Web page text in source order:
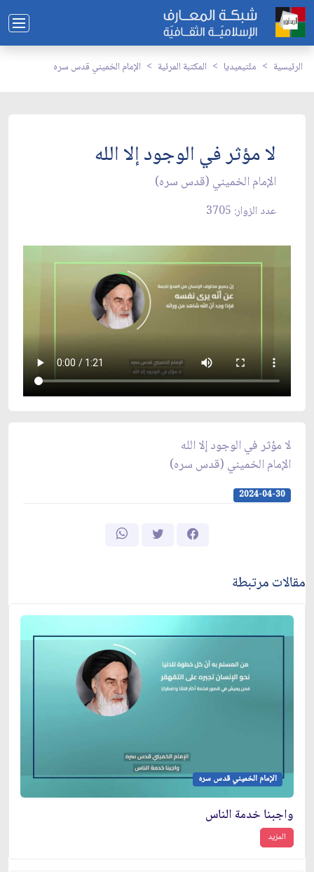
الرئيسية ملتيميديا المكتبة المرئية الإمام الخميني قدس سره
لا مؤثر في الوجود إلا الله
الإمام الخميني (قدس سره)
عدد الزوار: 3705
لا مؤثر في الوجود إلا الله
الإمام الخميني (قدس سره)
2024-04-30
مقالات مرتبطة
الإمام الخميني قدس سره
واجبنا خدمة الناس
المزيد